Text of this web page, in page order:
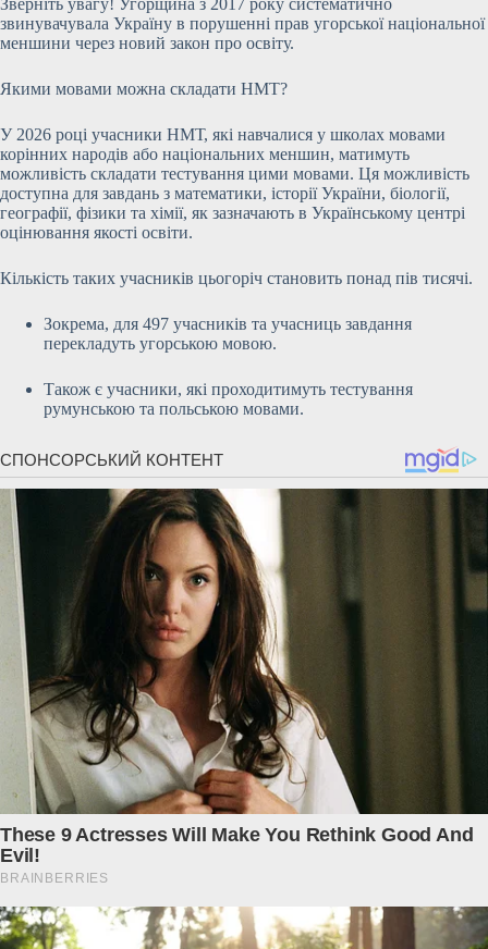
Зверніть увагу! Угорщина з 2017 року систематично
звинувачувала Україну в порушенні прав угорської національної
меншини через новий закон про освіту.
Якими мовами можна складати НМТ?
У 2026 році учасники НМТ, які навчалися у школах мовами
корінних народів або національних меншин, матимуть
можливість складати тестування цими мовами. Ця можливість
доступна для завдань з математики, історії України, біології,
географії, фізики та хімії, як зазначають в Українському центрі
оцінювання якості освіти.
Кількість таких учасників цьогоріч становить понад пів тисячі.
Зокрема, для 497 учасників та учасниць завдання
перекладуть угорською мовою.
Також є учасники, які проходитимуть тестування
румунською та польською мовами.